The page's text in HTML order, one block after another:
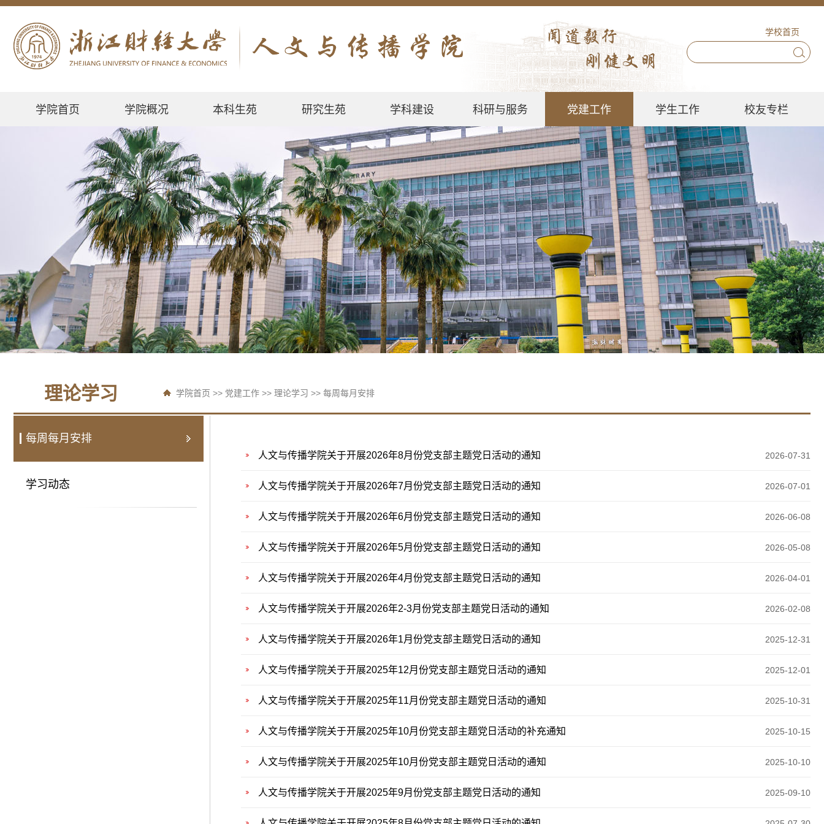
学校首页
学院首页 学院概况 本科生苑 研究生苑 学科建设 科研与服务 党建工作 学生工作 校友专栏
理论学习 学院首页 >> 党建工作 >> 理论学习 >> 每周每月安排
每周每月安排
学习动态
人文与传播学院关于开展2026年8月份党支部主题党日活动的通知 2026-07-31
人文与传播学院关于开展2026年7月份党支部主题党日活动的通知 2026-07-01
人文与传播学院关于开展2026年6月份党支部主题党日活动的通知 2026-06-08
人文与传播学院关于开展2026年5月份党支部主题党日活动的通知 2026-05-08
人文与传播学院关于开展2026年4月份党支部主题党日活动的通知 2026-04-01
人文与传播学院关于开展2026年2-3月份党支部主题党日活动的通知 2026-02-08
人文与传播学院关于开展2026年1月份党支部主题党日活动的通知 2025-12-31
人文与传播学院关于开展2025年12月份党支部主题党日活动的通知 2025-12-01
人文与传播学院关于开展2025年11月份党支部主题党日活动的通知 2025-10-31
人文与传播学院关于开展2025年10月份党支部主题党日活动的补充通知 2025-10-15
人文与传播学院关于开展2025年10月份党支部主题党日活动的通知 2025-10-10
人文与传播学院关于开展2025年9月份党支部主题党日活动的通知 2025-09-10